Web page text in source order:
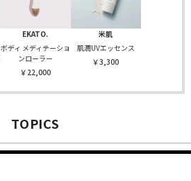
EKATO.
ボディ メディテーショ
ンローラー
￥22,000
米肌
肌潤UVエッセンス
￥3,300
TOPICS